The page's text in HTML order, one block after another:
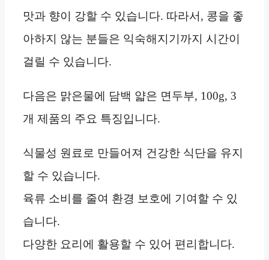
맛과 향이 강할 수 있습니다. 따라서, 콩을 좋
아하지 않는 분들은 익숙해지기까지 시간이
걸릴 수 있습니다.
다음은 맑은물에 담백 얇은 면두부, 100g, 3
개 제품의 주요 특징입니다.
식물성 원료로 만들어져 건강한 식단을 유지
할 수 있습니다.
육류 소비를 줄여 환경 보호에 기여할 수 있
습니다.
다양한 요리에 활용할 수 있어 편리합니다.